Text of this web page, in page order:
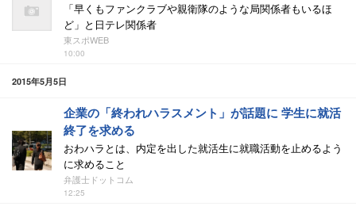
「早くもファンクラブや親衛隊のような局関係者もいるほ
ど」と日テレ関係者
東スポWEB
10:00
2015年5月5日
企業の「終われハラスメント」が話題に 学生に就活
終了を求める
おわハラとは、内定を出した就活生に就職活動を止めるよう
に求めること
弁護士ドットコム
12:25